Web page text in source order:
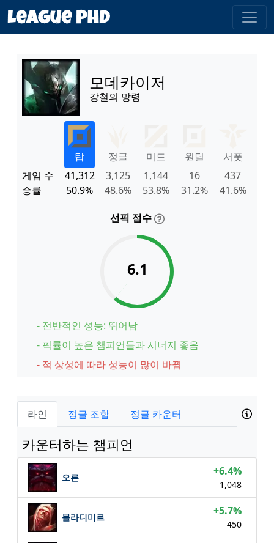
모데카이저
강철의 망령
탑 정글 미드 원딜
서폿
게임 수
41,312 3,125 1,144 16
437
승률
50.9% 48.6% 53.8% 31.2% 41.6%
선픽 점수
6.1
- 전반적인 성능: 뛰어남
- 픽률이 높은 챔피언들과 시너지 좋음
- 적 상성에 따라 성능이 많이 바뀜
라인 정글 조합 정글 카운터
카운터하는 챔피언
오른 +6.4%
1,048
블라디미르 +5.7%
450